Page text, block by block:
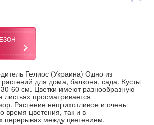
Гелиос (Украина) Одно из
для дома, балкона, сада. Кусты
60 см. Цветки имеют разнообразную
просматривается
Растение неприхотливое и очень
время цветения, так и в
перерывах между цветением.